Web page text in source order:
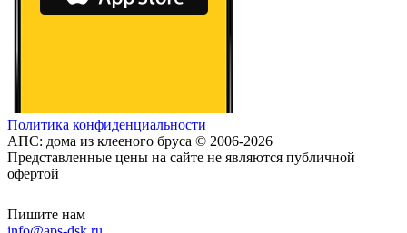
Политика конфиденциальности
АПС: дома из клееного бруса © 2006-2026
Представленные цены на сайте не являются публичной
офертой
Пишите нам